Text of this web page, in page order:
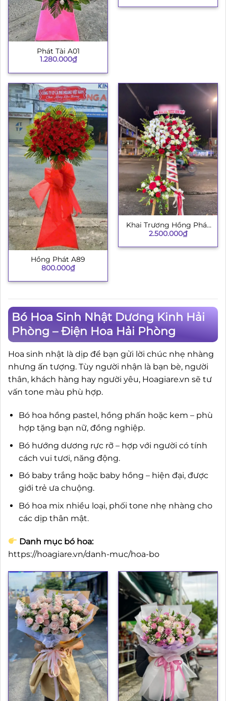
Phát Tài A01
1.280.000₫
Hồng Phát A89
800.000₫
Khai Trương Hồng Phát
002
2.500.000₫
Bó Hoa Sinh Nhật Dương Kinh Hải
Phòng – Điện Hoa Hải Phòng
Hoa sinh nhật là dịp để bạn gửi lời chúc nhẹ nhàng
nhưng ấn tượng. Tùy người nhận là bạn bè, người
thân, khách hàng hay người yêu, Hoagiare.vn sẽ tư
vấn tone màu phù hợp.
Bó hoa hồng pastel, hồng phấn hoặc kem – phù
hợp tặng bạn nữ, đồng nghiệp.
Bó hướng dương rực rỡ – hợp với người có tính
cách vui tươi, năng động.
Bó baby trắng hoặc baby hồng – hiện đại, được
giới trẻ ưa chuộng.
Bó hoa mix nhiều loại, phối tone nhẹ nhàng cho
các dịp thân mật.
Danh mục bó hoa:
https://hoagiare.vn/danh-muc/hoa-bo